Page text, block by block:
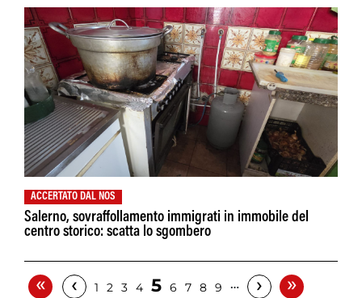
ACCERTATO DAL NOS
Salerno, sovraffollamento immigrati in immobile del
centro storico: scatta lo sgombero
« ‹ 1 2 3 4 5 6 7 8 9 … › »